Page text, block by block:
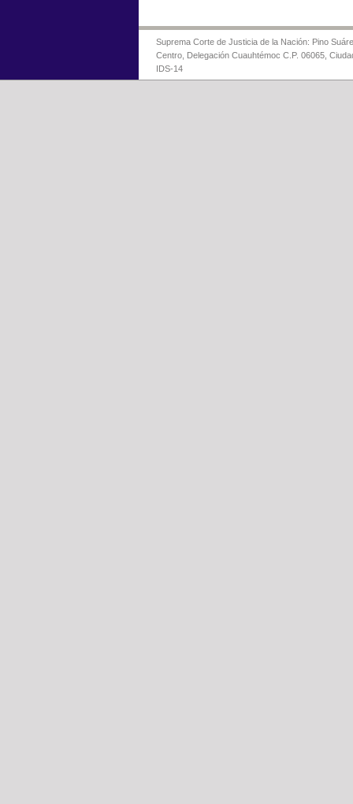
Suprema Corte de Justicia de la Nación: Pino
Centro, Delegación Cuauhtémoc C.P. 06065,
IDS-14